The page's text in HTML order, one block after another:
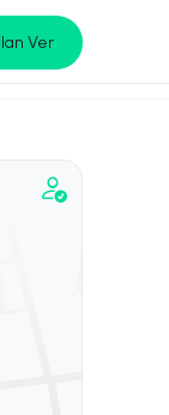
İlan Ver